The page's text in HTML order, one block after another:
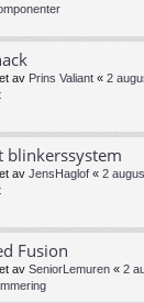
av Prins Valiant « 2
blinkerssystem
av JensHaglof « 2
Fusion
av SeniorLemuren « 2